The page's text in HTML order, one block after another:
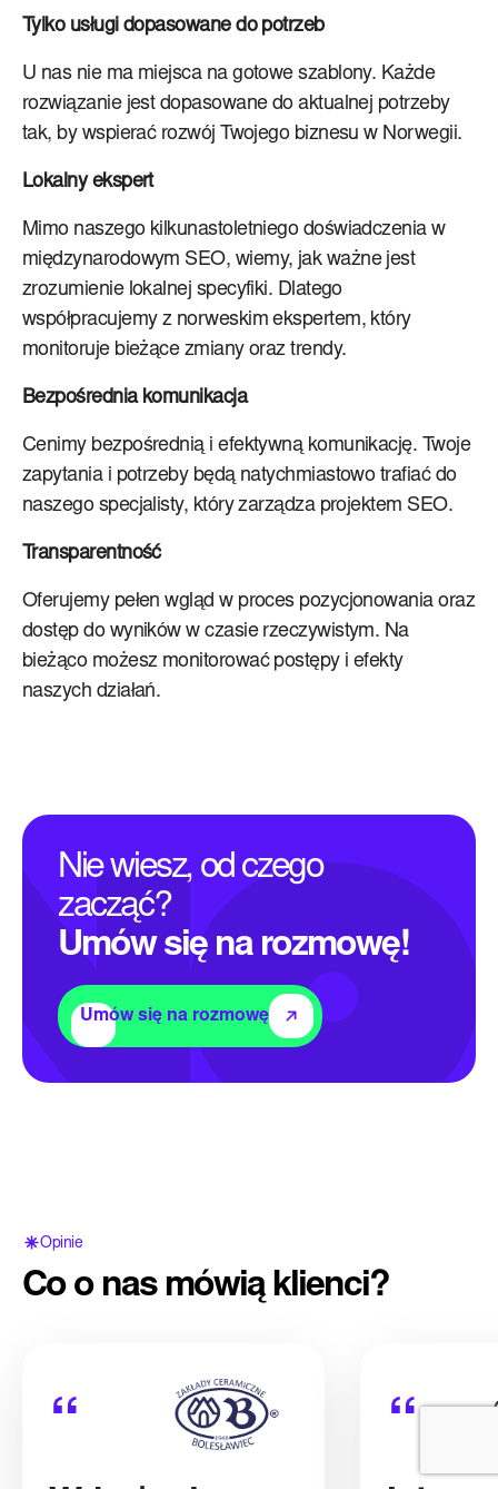
Tylko usługi dopasowane do potrzeb
U nas nie ma miejsca na gotowe szablony. Każde
rozwiązanie jest dopasowane do aktualnej potrzeby
tak, by wspierać rozwój Twojego biznesu w Norwegii.
Lokalny ekspert
Mimo naszego kilkunastoletniego doświadczenia w
międzynarodowym SEO, wiemy, jak ważne jest
zrozumienie lokalnej specyfiki. Dlatego
współpracujemy z norweskim ekspertem, który
monitoruje bieżące zmiany oraz trendy.
Bezpośrednia komunikacja
Cenimy bezpośrednią i efektywną komunikację. Twoje
zapytania i potrzeby będą natychmiastowo trafiać do
naszego specjalisty, który zarządza projektem SEO.
Transparentność
Oferujemy pełen wgląd w proces pozycjonowania oraz
dostęp do wyników w czasie rzeczywistym. Na
bieżąco możesz monitorować postępy i efekty
naszych działań.
Nie wiesz, od czego
zacząć?
Umów się na rozmowę!
Umów się na rozmowę
Opinie
Co o nas mówią klienci?
“ “